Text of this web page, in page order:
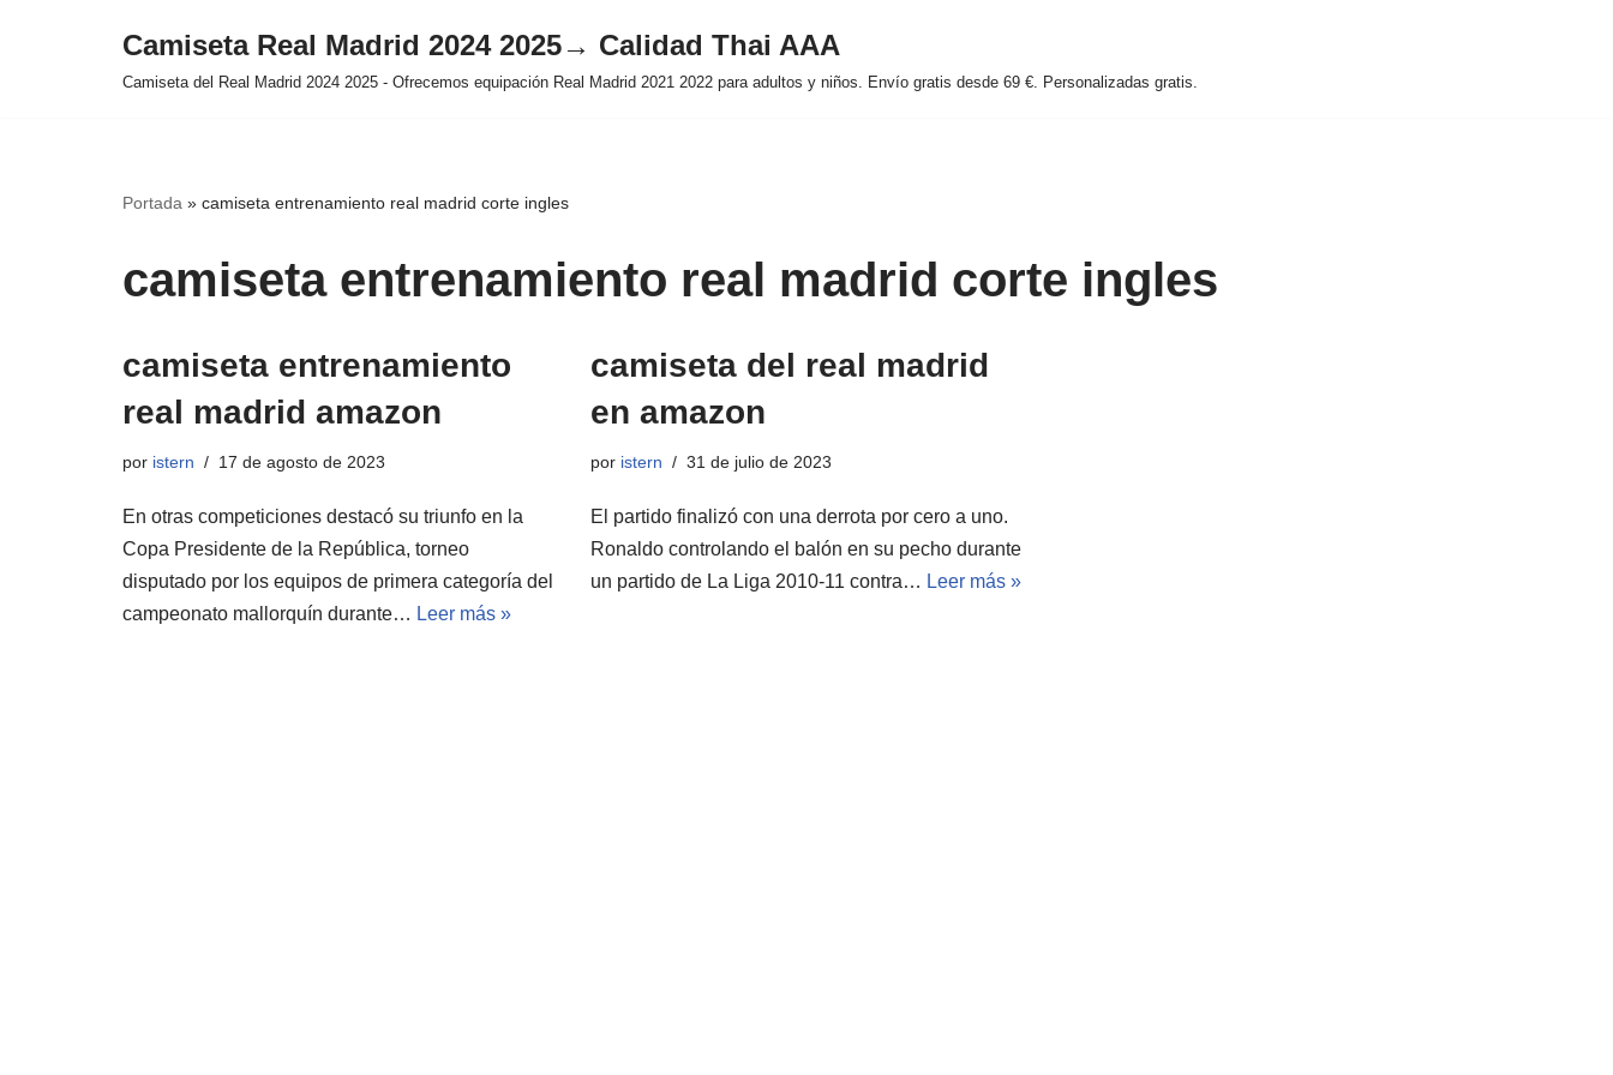
Camiseta Real Madrid 2024 2025→ Calidad Thai AAA
Camiseta del Real Madrid 2024 2025 - Ofrecemos equipación Real Madrid 2021 2022 para adultos y niños. Envío gratis desde 69 €. Personalizadas gratis.
Portada » camiseta entrenamiento real madrid corte ingles
camiseta entrenamiento real madrid corte ingles
camiseta entrenamiento
real madrid amazon
por istern 17 de agosto de 2023
En otras competiciones destacó su triunfo en la
Copa Presidente de la República, torneo
disputado por los equipos de primera categoría del
campeonato mallorquín durante… Leer más »
camiseta del real madrid
en amazon
por istern 31 de julio de 2023
El partido finalizó con una derrota por cero a uno.
Ronaldo controlando el balón en su pecho durante
un partido de La Liga 2010-11 contra… Leer más »